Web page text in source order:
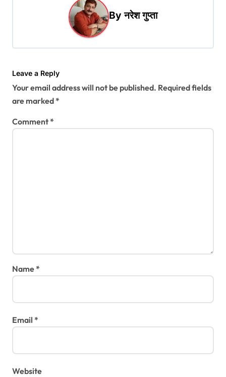
g
a
t
i
o
Byनरेश गुप्ता
Leave a Reply
Your email address will not be published. Required fields
are marked*
Comment*
Name*
Email *
Website